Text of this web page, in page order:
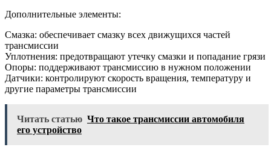
Дополнительные элементы:
Смазка: обеспечивает смазку всех движущихся частей
трансмиссии
Уплотнения: предотвращают утечку смазки и попадание грязи
Опоры: поддерживают трансмиссию в нужном положении
Датчики: контролируют скорость вращения, температуру и
другие параметры трансмиссии
Читать статью Что такое трансмиссии автомобиля
его устройство